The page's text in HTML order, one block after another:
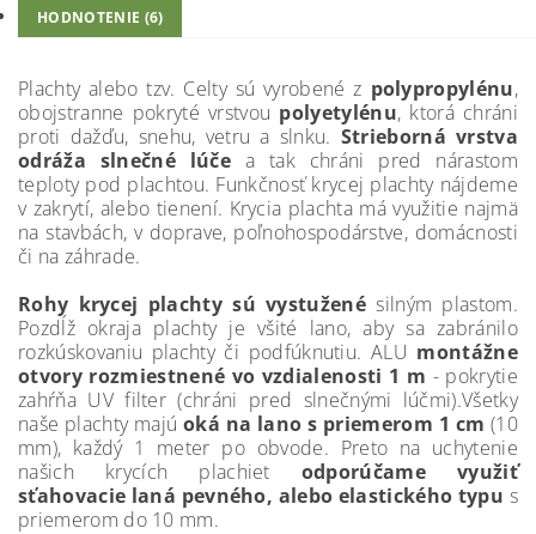
HODNOTENIE (6)
Plachty alebo tzv. Celty sú vyrobené z polypropylénu,
obojstranne pokryté vrstvou polyetylénu, ktorá chráni
proti dažďu, snehu, vetru a slnku. Strieborná vrstva
odráža slnečné lúče a tak chráni pred nárastom
teploty pod plachtou. Funkčnosť krycej plachty nájdeme
v zakrytí, alebo tienení. Krycia plachta má využitie najmä
na stavbách, v doprave, poľnohospodárstve, domácnosti
či na záhrade.
Rohy krycej plachty sú vystuženésilným plastom.
Pozdĺž okraja plachty je všité lano, aby sa zabránilo
rozkúskovaniu plachty či podfúknutiu. ALU montážne
otvory rozmiestnené vo vzdialenosti 1 m - pokrytie
zahŕňa UV filter (chráni pred slnečnými lúčmi).Všetky
naše plachty majú oká na lano s priemerom 1 cm (10
mm), každý 1 meter po obvode. Preto na uchytenie
našich krycích plachiet odporúčame využiť
sťahovacie laná pevného, alebo elastického typu s
priemerom do 10 mm.